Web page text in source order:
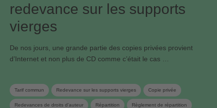
redevance sur les supports
vierges
De nos jours, une grande partie des copies privées provient
d’Internet et non plus de CD comme c’était le cas …
Tarif commun Redevance sur les supports vierges Copie privée
Redevances de droits d'auteur Répartition Règlement de répartition